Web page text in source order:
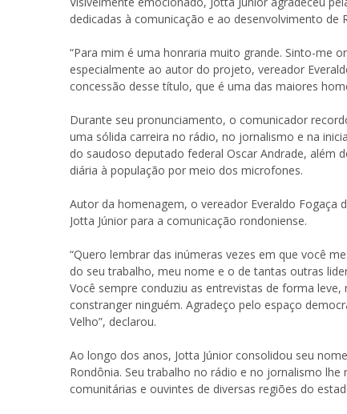
dedicadas à comunicação e ao desenvolvimento de
“Para mim é uma honraria muito grande. Sinto-me
especialmente ao autor do projeto, vereador
concessão desse título, que é uma das maiores
Durante seu pronunciamento, o comunicador
uma sólida carreira no rádio, no jornalismo e na
do saudoso deputado federal Oscar Andrade, além
diária à população por meio dos microfones.
Autor da homenagem, o vereador Everaldo Fogaça
Jotta Júnior para a comunicação rondoniense.
“Quero lembrar das inúmeras vezes em que você
do seu trabalho, meu nome e o de tantas outras
Você sempre conduziu as entrevistas de forma
constranger ninguém. Agradeço pelo espaço
Velho”, declarou.
Ao longo dos anos, Jotta Júnior consolidou seu
Rondônia. Seu trabalho no rádio e no jornalismo
comunitárias e ouvintes de diversas regiões do